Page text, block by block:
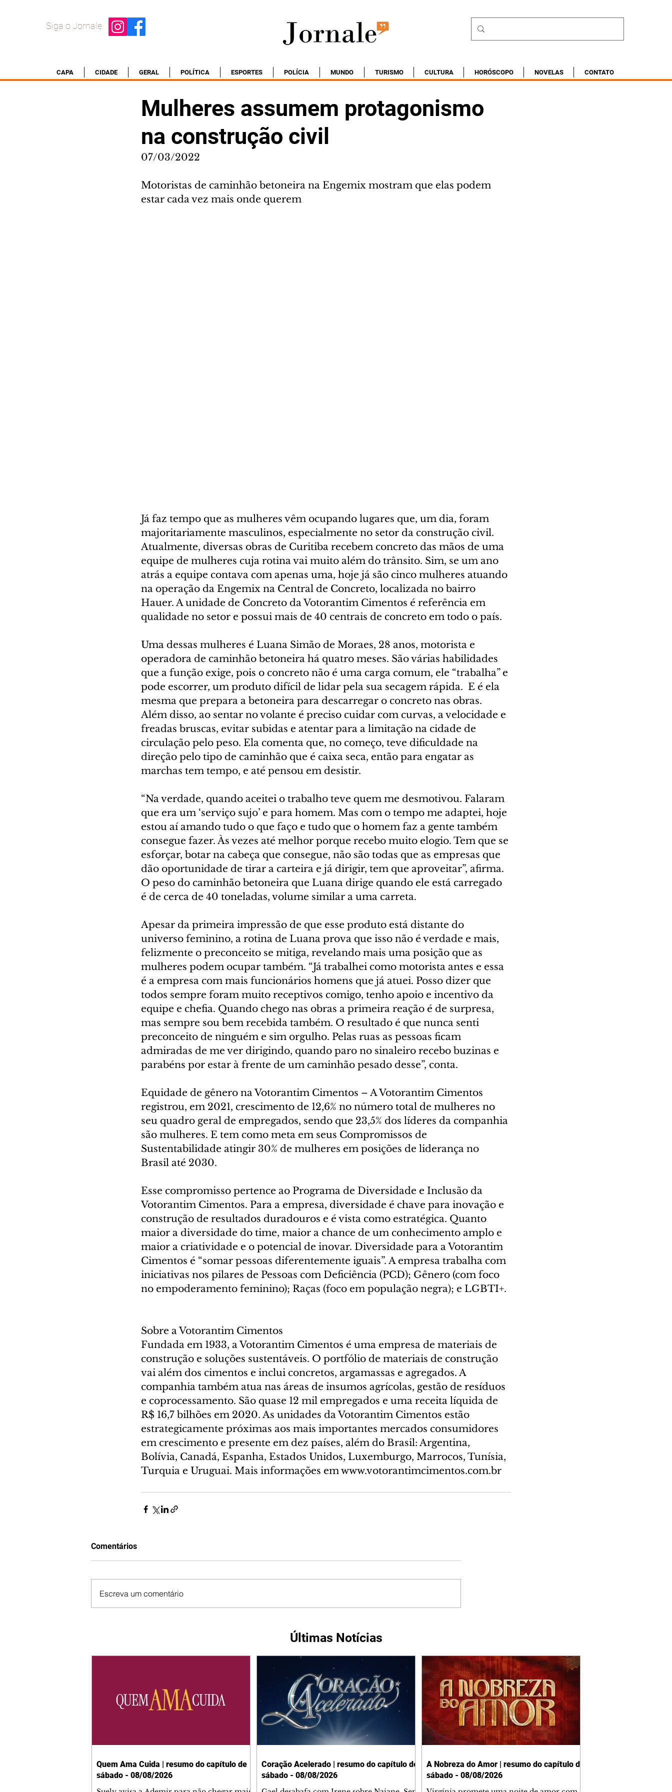
Siga o Jornale
CAPA CIDADE GERAL POLÍTICA ESPORTES POLÍCIA MUNDO TURISMO CULTURA HORÓSCOPO NOVELAS CONTATO
Mulheres assumem protagonismo
na construção civil
07/03/2022
Motoristas de caminhão betoneira na Engemix mostram que elas podem
estar cada vez mais onde querem
Já faz tempo que as mulheres vêm ocupando lugares que, um dia, foram
majoritariamente masculinos, especialmente no setor da construção civil.
Atualmente, diversas obras de Curitiba recebem concreto das mãos de uma
equipe de mulheres cuja rotina vai muito além do trânsito. Sim, se um ano
atrás a equipe contava com apenas uma, hoje já são cinco mulheres atuando
na operação da Engemix na Central de Concreto, localizada no bairro
Hauer. A unidade de Concreto da Votorantim Cimentos é referência em
qualidade no setor e possui mais de 40 centrais de concreto em todo o país.
Uma dessas mulheres é Luana Simão de Moraes, 28 anos, motorista e
operadora de caminhão betoneira há quatro meses. São várias habilidades
que a função exige, pois o concreto não é uma carga comum, ele “trabalha” e
pode escorrer, um produto difícil de lidar pela sua secagem rápida.  E é ela
mesma que prepara a betoneira para descarregar o concreto nas obras.
Além disso, ao sentar no volante é preciso cuidar com curvas, a velocidade e
freadas bruscas, evitar subidas e atentar para a limitação na cidade de
circulação pelo peso. Ela comenta que, no começo, teve dificuldade na
direção pelo tipo de caminhão que é caixa seca, então para engatar as
marchas tem tempo, e até pensou em desistir.
“Na verdade, quando aceitei o trabalho teve quem me desmotivou. Falaram
que era um ‘serviço sujo’ e para homem. Mas com o tempo me adaptei, hoje
estou aí amando tudo o que faço e tudo que o homem faz a gente também
consegue fazer. Às vezes até melhor porque recebo muito elogio. Tem que se
esforçar, botar na cabeça que consegue, não são todas que as empresas que
dão oportunidade de tirar a carteira e já dirigir, tem que aproveitar”, afirma.
O peso do caminhão betoneira que Luana dirige quando ele está carregado
é de cerca de 40 toneladas, volume similar a uma carreta.
Apesar da primeira impressão de que esse produto está distante do
universo feminino, a rotina de Luana prova que isso não é verdade e mais,
felizmente o preconceito se mitiga, revelando mais uma posição que as
mulheres podem ocupar também. “Já trabalhei como motorista antes e essa
é a empresa com mais funcionários homens que já atuei. Posso dizer que
todos sempre foram muito receptivos comigo, tenho apoio e incentivo da
equipe e chefia. Quando chego nas obras a primeira reação é de surpresa,
mas sempre sou bem recebida também. O resultado é que nunca senti
preconceito de ninguém e sim orgulho. Pelas ruas as pessoas ficam
admiradas de me ver dirigindo, quando paro no sinaleiro recebo buzinas e
parabéns por estar à frente de um caminhão pesado desse”, conta.
Equidade de gênero na Votorantim Cimentos – A Votorantim Cimentos
registrou, em 2021, crescimento de 12,6% no número total de mulheres no
seu quadro geral de empregados, sendo que 23,5% dos líderes da companhia
são mulheres. E tem como meta em seus Compromissos de
Sustentabilidade atingir 30% de mulheres em posições de liderança no
Brasil até 2030.
Esse compromisso pertence ao Programa de Diversidade e Inclusão da
Votorantim Cimentos. Para a empresa, diversidade é chave para inovação e
construção de resultados duradouros e é vista como estratégica. Quanto
maior a diversidade do time, maior a chance de um conhecimento amplo e
maior a criatividade e o potencial de inovar. Diversidade para a Votorantim
Cimentos é “somar pessoas diferentemente iguais”. A empresa trabalha com
iniciativas nos pilares de Pessoas com Deficiência (PCD); Gênero (com foco
no empoderamento feminino); Raças (foco em população negra); e LGBTI+.
Sobre a Votorantim Cimentos
Fundada em 1933, a Votorantim Cimentos é uma empresa de materiais de
construção e soluções sustentáveis. O portfólio de materiais de construção
vai além dos cimentos e inclui concretos, argamassas e agregados. A
companhia também atua nas áreas de insumos agrícolas, gestão de resíduos
e coprocessamento. São quase 12 mil empregados e uma receita líquida de
R$ 16,7 bilhões em 2020. As unidades da Votorantim Cimentos estão
estrategicamente próximas aos mais importantes mercados consumidores
em crescimento e presente em dez países, além do Brasil: Argentina,
Bolívia, Canadá, Espanha, Estados Unidos, Luxemburgo, Marrocos, Tunísia,
Turquia e Uruguai. Mais informações em www.votorantimcimentos.com.br
Comentários
Escreva um comentário
Últimas Notícias
Quem Ama Cuida | resumo do capítulo de
sábado - 08/08/2026
Coração Acelerado | resumo do capítulo de
sábado - 08/08/2026
A Nobreza do Amor | resumo do capítulo de
sábado - 08/08/2026